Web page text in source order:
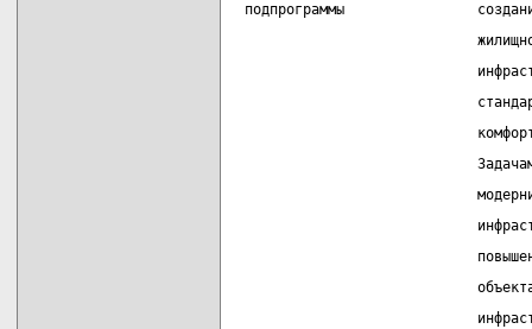
подпрограммы                создание